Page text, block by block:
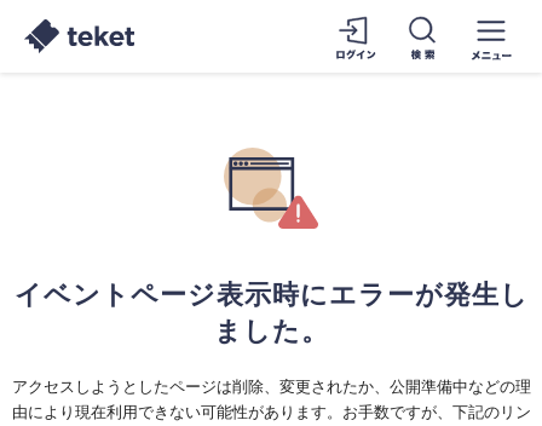
イベントページ表示時にエラーが発生し
ました。
アクセスしようとしたページは削除、変更されたか、公開準備中などの理
由により現在利用できない可能性があります。お手数ですが、下記のリン